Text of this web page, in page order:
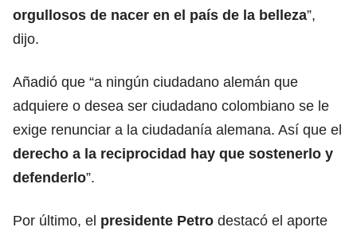
orgullosos de nacer en el país de la belleza”,
dijo.
Añadió que “a ningún ciudadano alemán que
adquiere o desea ser ciudadano colombiano se le
exige renunciar a la ciudadanía alemana. Así que el
derecho a la reciprocidad hay que sostenerlo y
defenderlo”.
Por último, el presidente Petro destacó el aporte